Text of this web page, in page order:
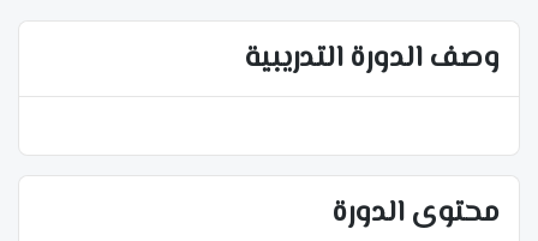
وصف الدورة التدريبية
محتوى الدورة